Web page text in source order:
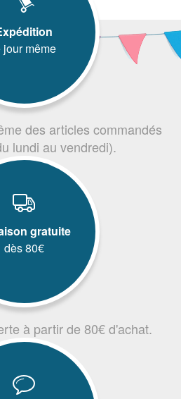
jour même
des articles commandés
lundi au vendredi).
gratuite
dès 80€
à partir de 80€ d'achat.